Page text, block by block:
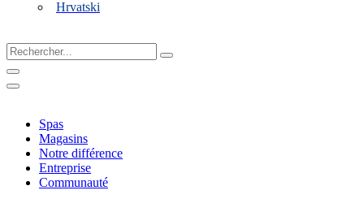
Hrvatski
Rechercher...
Spas
Magasins
Notre différence
Entreprise
Communauté